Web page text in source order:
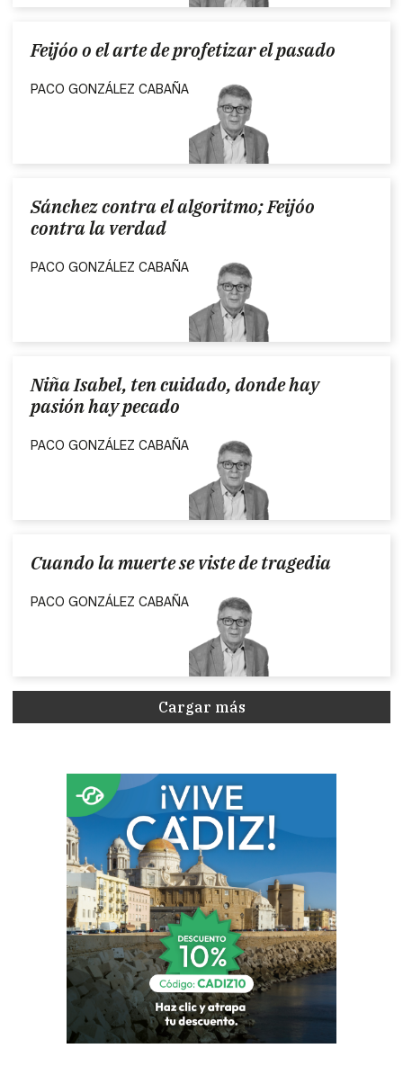
Feijóo o el arte de profetizar el pasado
PACO GONZÁLEZ CABAÑA
Sánchez contra el algoritmo; Feijóo
contra la verdad
PACO GONZÁLEZ CABAÑA
Niña Isabel, ten cuidado, donde hay
pasión hay pecado
PACO GONZÁLEZ CABAÑA
Cuando la muerte se viste de tragedia
PACO GONZÁLEZ CABAÑA
Cargar más